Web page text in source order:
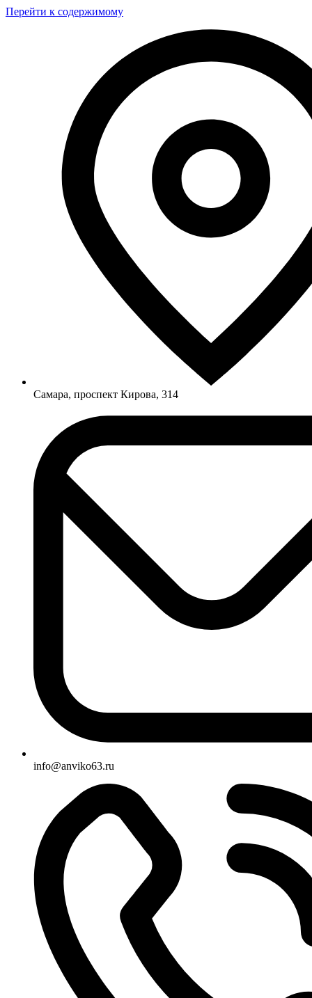
Перейти к содержимому
Самара, проспект Кирова, 314
info@anviko63.ru